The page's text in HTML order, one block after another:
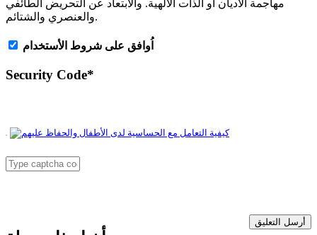
مهاجمة الأديان أو الذات الالهية. والابتعاد عن التحريض الطائفي
والعنصري والشتائم.
اُوافق على شروط الأستخدام
Security Code*
أرسل التعليق